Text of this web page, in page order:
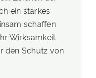
ein starkes
schaffen
Wirksamkeit
den Schutz von